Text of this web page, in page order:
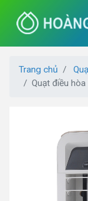
Trang chủ
Quạt điều